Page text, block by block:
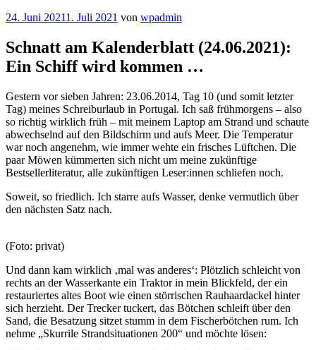
Veröffentlicht
24. Juni 20211. Juli 2021 von wpadmin
Schnatt am Kalenderblatt (24.06.2021):
Ein Schiff wird kommen …
Gestern vor sieben Jahren: 23.06.2014, Tag 10 (und somit letzter
Tag) meines Schreiburlaub in Portugal. Ich saß frühmorgens – also
so richtig wirklich früh – mit meinem Laptop am Strand und schaute
abwechselnd auf den Bildschirm und aufs Meer. Die Temperatur
war noch angenehm, wie immer wehte ein frisches Lüftchen. Die
paar Möwen kümmerten sich nicht um meine zukünftige
Bestsellerliteratur, alle zukünftigen Leser:innen schliefen noch.
Soweit, so friedlich. Ich starre aufs Wasser, denke vermutlich über
den nächsten Satz nach.
(Foto: privat)
Und dann kam wirklich ‚mal was anderes‘: Plötzlich schleicht von
rechts an der Wasserkante ein Traktor in mein Blickfeld, der ein
restauriertes altes Boot wie einen störrischen Rauhaardackel hinter
sich herzieht. Der Trecker tuckert, das Bötchen schleift über den
Sand, die Besatzung sitzet stumm in dem Fischerbötchen rum. Ich
nehme „Skurrile Strandsituationen 200“ und möchte lösen: